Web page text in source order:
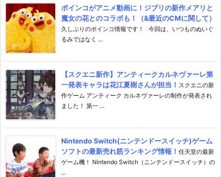
ポインコがアニメ動画に！ジブリの新作メアリと
魔女の花とのコラボも！（&最近のCMに関して）
久しぶりのポインコ情報です！ 今回は、いつものぬいぐ
るみではなく ...
【スクエニ新作】アンティークカルネヴァーレ第
一発表キャラは花江夏樹さんが担当！ スクエニの新
作ゲーム アンティーク カルネヴァーレの制作が発表され
ました！ 第一 ...
Nintendo Switch(ニンテンドースイッチ)ゲーム
ソフトの最新売れ筋ランキング情報！ 任天堂の最新
ゲーム機！ Nintendo Switch（ニンテンドースイッチ）の
...